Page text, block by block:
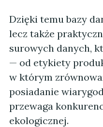
Dzięki temu bazy
lecz także
surowych danych,
— od etykiety
w którym
posiadanie
przewaga
ekologicznej.